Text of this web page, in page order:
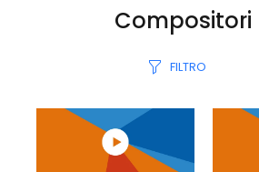
Compositori
FILTRO